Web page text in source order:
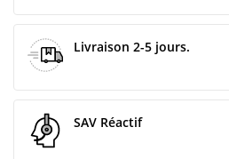
Livraison 2-5 jours.
SAV Réactif